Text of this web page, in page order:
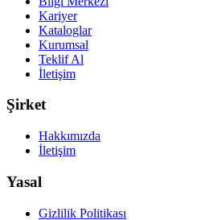
Kariyer
Kataloglar
Kurumsal
Teklif Al
İletişim
Şirket
Hakkımızda
İletişim
Yasal
Gizlilik Politikası